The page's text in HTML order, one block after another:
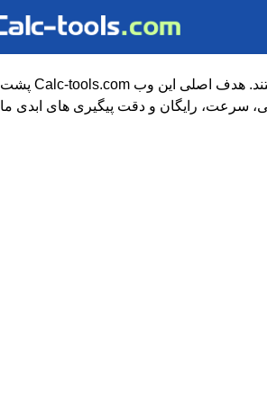
پشت Calc-tools.com یک گروه از متخصصان فناوری اطلاعات است که مشتاق ایجاد ابزارها و محتوای رایگان با کیفیت در اینترنت هستند. هدف اصلی این وب
سرعت، رایگان و دقت پیگیری های ابدی ما